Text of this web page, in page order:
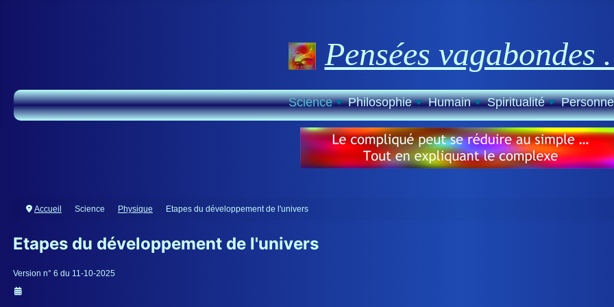
Pensées
Science Philosophie Humain Spiritualité
Accueil Science Physique Etapes du développement de l'univers
Etapes du développement de l'univers
Détails
Version n° 6 du 11-10-2025